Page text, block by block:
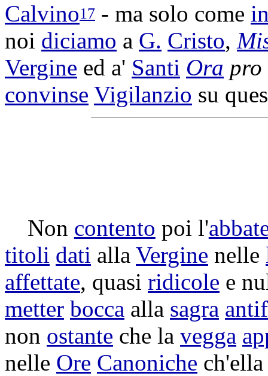
Calvino17 - ma solo come
noi diciamo a G. Cristo,
Vergine ed a' Santi Ora pro
convinse Vigilanzio su
Non contento poi l'
titoli dati alla Vergine nelle
affettate, quasi ridicole e
metter bocca alla sagra
non ostante che la vegga
nelle Ore Canoniche